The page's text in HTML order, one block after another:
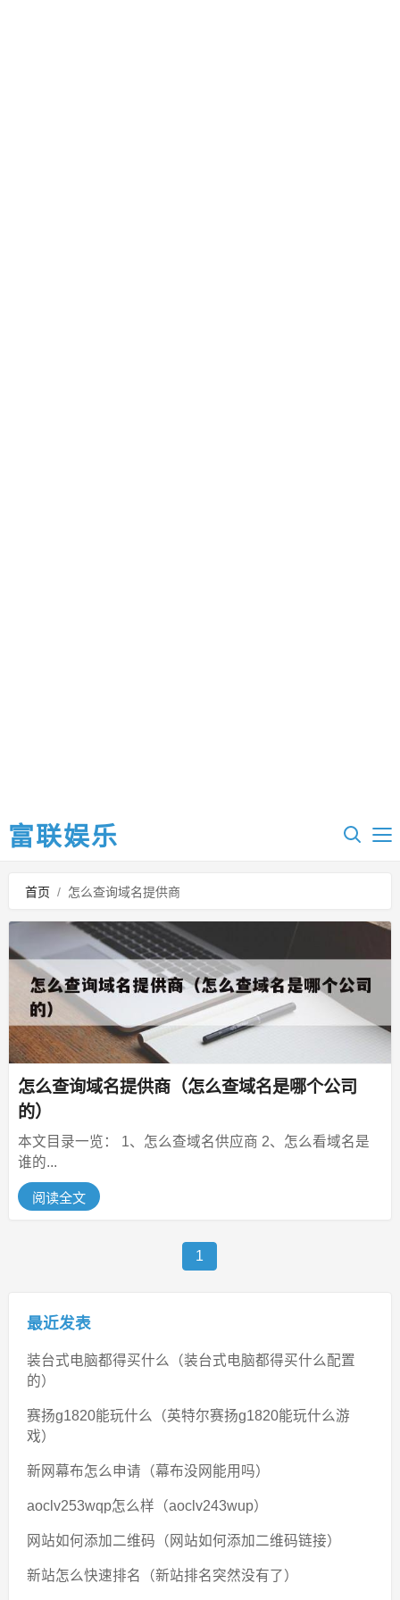
富联娱乐
首页 / 怎么查询域名提供商
怎么查询域名提供商（怎么查域名是哪个公司
的）
本文目录一览： 1、怎么查域名供应商 2、怎么看域名是
谁的...
阅读全文
1
最近发表
装台式电脑都得买什么（装台式电脑都得买什么配置
的）
赛扬g1820能玩什么（英特尔赛扬g1820能玩什么游
戏）
新网幕布怎么申请（幕布没网能用吗）
aoclv253wqp怎么样（aoclv243wup）
网站如何添加二维码（网站如何添加二维码链接）
新站怎么快速排名（新站排名突然没有了）